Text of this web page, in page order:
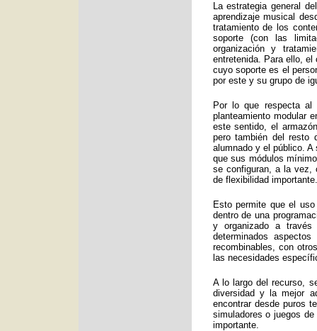
La estrategia general
aprendizaje musical
tratamiento de los
soporte (con las
organización y
entretenida. Para ello,
cuyo soporte es el
por este y su grupo de
Por lo que respecta al
planteamiento modular
este sentido, el
pero también del resto
alumnado y el público.
que sus módulos
se configuran, a la vez,
de flexibilidad importante.
Esto permite que el
dentro de una
y organizado a
determinados
recombinables, con
las necesidades
A lo largo del recurso,
diversidad y la mejor
encontrar desde puros
simuladores o juegos
importante.